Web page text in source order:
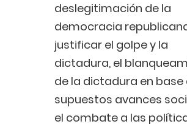
deslegitimación de la
democracia
justificar el golpe y la
dictadura, el
de la dictadura en base
supuestos avances
el combate a las